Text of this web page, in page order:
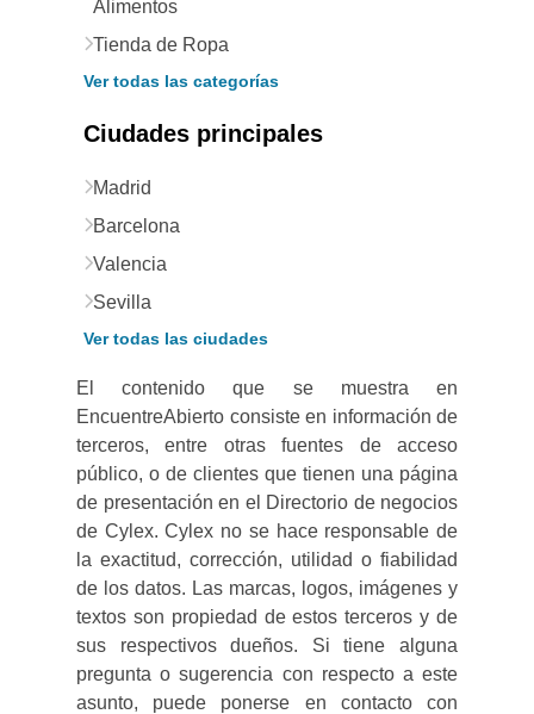
Alimentos
Tienda de Ropa
Ver todas las categorías
Ciudades principales
Madrid
Barcelona
Valencia
Sevilla
Ver todas las ciudades
El contenido que se muestra en
EncuentreAbierto consiste en información de
terceros, entre otras fuentes de acceso
público, o de clientes que tienen una página
de presentación en el Directorio de negocios
de Cylex. Cylex no se hace responsable de
la exactitud, corrección, utilidad o fiabilidad
de los datos. Las marcas, logos, imágenes y
textos son propiedad de estos terceros y de
sus respectivos dueños. Si tiene alguna
pregunta o sugerencia con respecto a este
asunto, puede ponerse en contacto con